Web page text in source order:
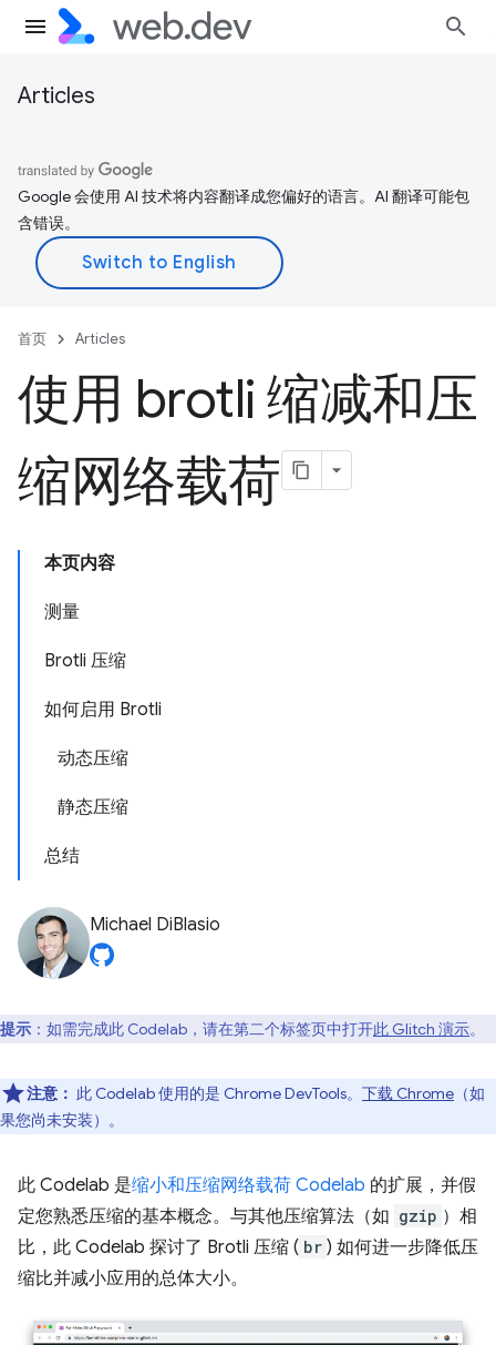
Articles
Google 会使用 AI 技术将内容翻译成您偏好的语言。AI 翻译可能包
含错误。
首页 Articles
使用 brotli 缩减和压
缩网络载荷
本页内容
测量
Brotli 压缩
如何启用 Brotli
动态压缩
静态压缩
总结
Michael DiBlasio
提示 ：如需完成此 Codelab，请在第二个标签页中打开此 Glitch 演示。
注意： 此 Codelab 使用的是 Chrome DevTools。 下载 Chrome （如
果您尚未安装）。
此 Codelab 是缩小和压缩网络载荷 Codelab 的扩展，并假
定您熟悉压缩的基本概念。与其他压缩算法（如 gzip ）相
比，此 Codelab 探讨了 Brotli 压缩 ( br ) 如何进一步降低压
缩比并减小应用的总体大小。